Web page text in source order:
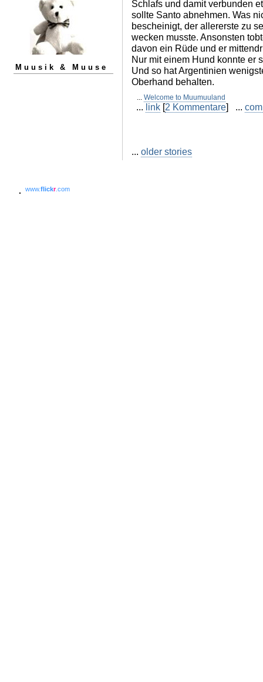
Muusik & Muuse
www.flickr.com
Schlafs und damit verbunden
sollte Santo abnehmen. Was
bescheinigt, der allererste zu
wecken musste. Ansonsten
davon ein Rüde und er
Nur mit einem Hund konnte er
Und so hat Argentinien
Oberhand behalten.
... Welcome to Muumuuland
... link [2 Kommentare] ...
... older stories